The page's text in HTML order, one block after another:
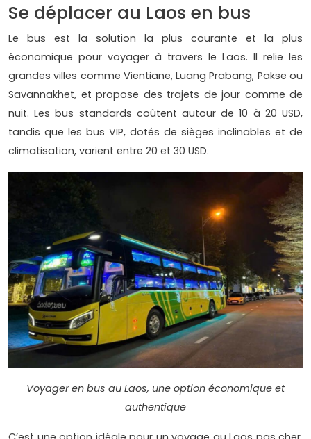
Se déplacer au Laos en bus
Le bus est la solution la plus courante et la plus
économique pour voyager à travers le Laos. Il relie les
grandes villes comme Vientiane, Luang Prabang, Pakse ou
Savannakhet, et propose des trajets de jour comme de
nuit. Les bus standards coûtent autour de 10 à 20 USD,
tandis que les bus VIP, dotés de sièges inclinables et de
climatisation, varient entre 20 et 30 USD.
Voyager en bus au Laos, une option économique et
authentique